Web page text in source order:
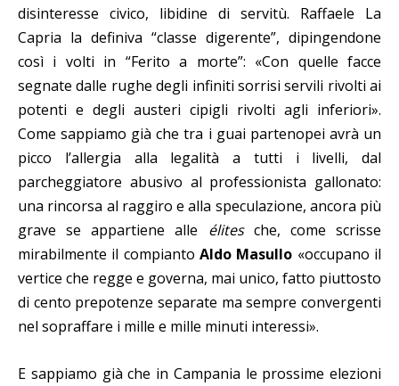
disinteresse civico, libidine di servitù. Raffaele La
Capria la definiva “classe digerente”, dipingendone
così i volti in “Ferito a morte”: «Con quelle facce
segnate dalle rughe degli infiniti sorrisi servili rivolti ai
potenti e degli austeri cipigli rivolti agli inferiori».
Come sappiamo già che tra i guai partenopei avrà un
picco l’allergia alla legalità a tutti i livelli, dal
parcheggiatore abusivo al professionista gallonato:
una rincorsa al raggiro e alla speculazione, ancora più
grave se appartiene alle élitesche, come scrisse
mirabilmente il compianto Aldo Masullo «occupano il
vertice che regge e governa, mai unico, fatto piuttosto
di cento prepotenze separate ma sempre convergenti
nel sopraffare i mille e mille minuti interessi».
E sappiamo già che in Campania le prossime elezioni